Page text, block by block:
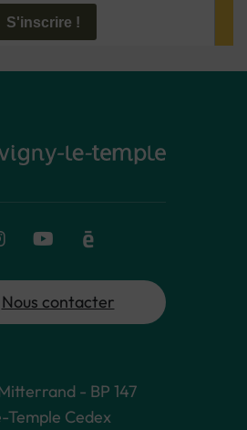
YouTubeCalaméo
Nous contacter
- BP 147
Temple Cedex